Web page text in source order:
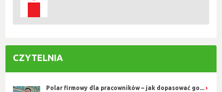
CZYTELNIA
Polar firmowy dla pracowników – jak dopasować go...